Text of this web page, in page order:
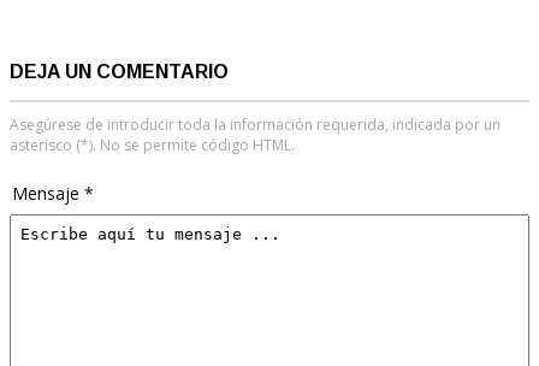
DEJA UN COMENTARIO
Asegúrese de introducir toda la información requerida, indicada por un
asterisco (*). No se permite código HTML.
Mensaje *